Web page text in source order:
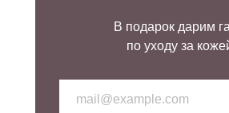
В подарок дарим
по уходу за